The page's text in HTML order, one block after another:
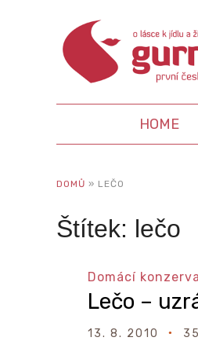
HOME
DOMŮ » LEČO
Štítek: lečo
Domácí
Lečo –
13. 8. 2010